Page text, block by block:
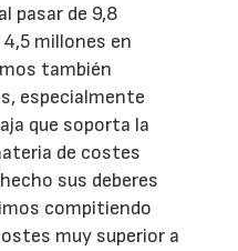
pasar de 9,8
millones en
también
especialmente
que soporta la
de costes
sus deberes
compitiendo
muy superior a